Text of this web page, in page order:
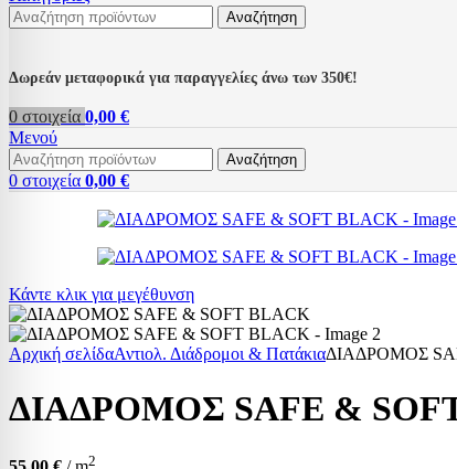
Αναζήτηση
Δωρεάν μεταφορικά για παραγγελίες άνω των 350€!
0 στοιχεία 0,00 €
Μενού
Αναζήτηση
0 στοιχεία 0,00 €
Κάντε κλικ για μεγέθυνση
Αρχική σελίδαΑντιολ. Διάδρομοι & ΠατάκιαΔΙΑΔΡΟΜΟΣ
ΔΙΑΔΡΟΜΟΣ SAFE &
2